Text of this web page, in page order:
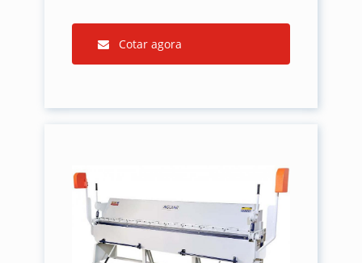
Cotar agora